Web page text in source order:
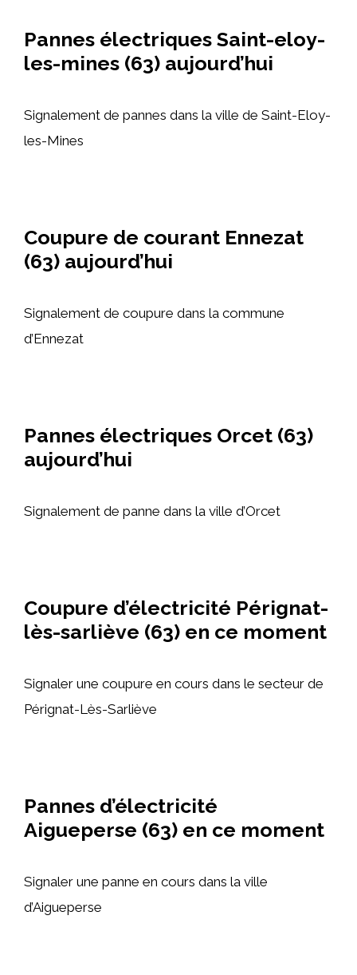
Pannes électriques Saint-eloy-
les-mines (63) aujourd’hui
Signalement de pannes dans la ville de Saint-Eloy-
les-Mines
Coupure de courant Ennezat
(63) aujourd’hui
Signalement de coupure dans la commune
d’Ennezat
Pannes électriques Orcet (63)
aujourd’hui
Signalement de panne dans la ville d’Orcet
Coupure d’électricité Pérignat-
lès-sarliève (63) en ce moment
Signaler une coupure en cours dans le secteur de
Pérignat-Lès-Sarliève
Pannes d’électricité
Aigueperse (63) en ce moment
Signaler une panne en cours dans la ville
d’Aigueperse